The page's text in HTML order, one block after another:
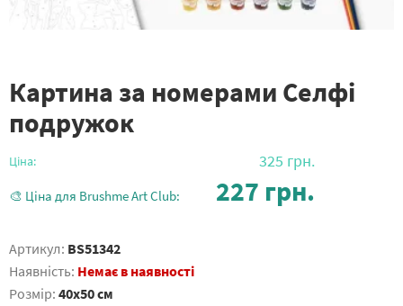
Картина за номерами Селфі
подружок
Ціна: 325 грн.
🎨 Ціна для Brushme Art Club: 227 грн.
Артикул: BS51342
Наявність: Немає в наявності
Розмір: 40x50 см